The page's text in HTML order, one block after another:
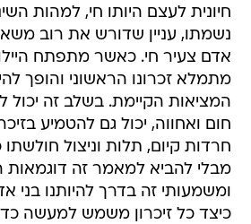
חיונית לעצם היותו חי, למהות
נשמתו, עניין שדורש את רוב
אדם צעיר חי. כאשר מתפתח
מתמלא זכרונו הראשוני והופך
המציאות הקיימת. בשלב זה יכול
חום ואחווה, יכול גם להטמיע
חרדות קיום, תלות וניצול
מבלי להביא למאמר זה
ומשמעותי זה בדרך להיותנו בני
כיצד כל זיכרון משמש למעשה